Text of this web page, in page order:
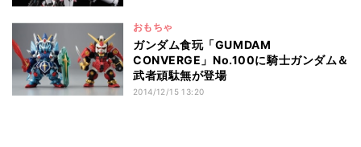
おもちゃ
ガンダム食玩「GUMDAM
CONVERGE」No.100に騎士ガンダム＆
武者頑駄無が登場
2014/12/15 13:20